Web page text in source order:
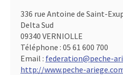
336 rue Antoine de Saint-
Delta Sud
09340 VERNIOLLE
Téléphone : 05 61 600 700
Email : federation@peche-
http://www.peche-